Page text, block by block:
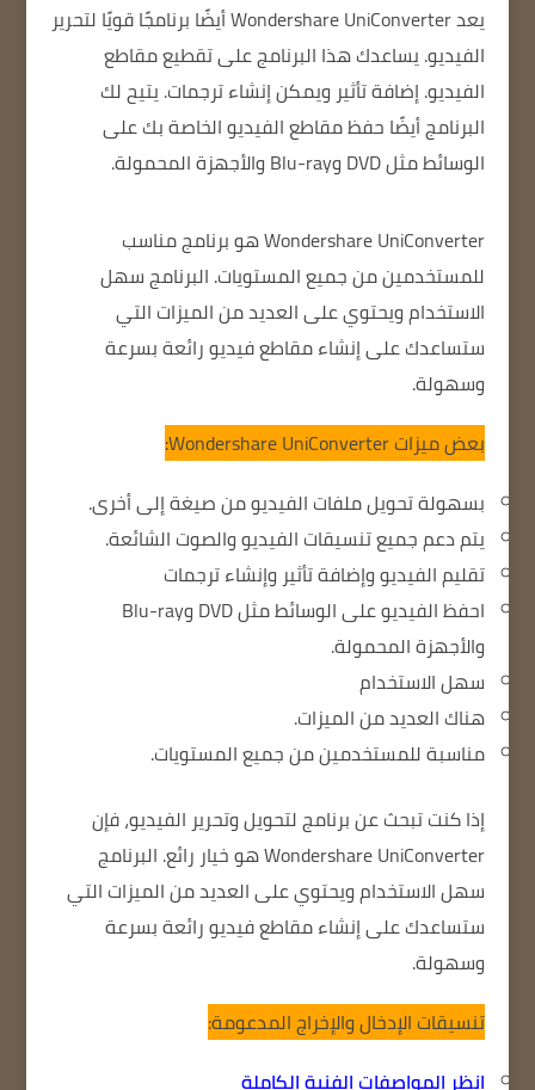
يعد Wondershare UniConverter أيضًا برنامجًا قويًا لتحرير
الفيديو.يساعدك هذا البرنامج على تقطيع مقاطع
الفيديو.إضافة تأثير ويمكن إنشاء ترجمات.يتيح لك
البرنامج أيضًا حفظ مقاطع الفيديو الخاصة بك على
الوسائط مثل DVD وBlu-ray والأجهزة المحمولة.
Wondershare UniConverter هو برنامج مناسب
للمستخدمين من جميع المستويات. البرنامج سهل
الاستخدام ويحتوي على العديد من الميزات التي
ستساعدك على إنشاء مقاطع فيديو رائعة بسرعة
وسهولة.
بعض ميزات Wondershare UniConverter:
بسهولة تحويل ملفات الفيديو من صيغة إلى أخرى.
يتم دعم جميع تنسيقات الفيديو والصوت الشائعة.
تقليم الفيديووإضافة تأثير وإنشاء ترجمات
احفظ الفيديو على الوسائط مثل DVD وBlu-ray
والأجهزة المحمولة.
سهل الاستخدام
هناك العديد من الميزات.
مناسبة للمستخدمين من جميع المستويات.
إذا كنت تبحث عن برنامج لتحويل وتحرير الفيديو، فإن
Wondershare UniConverter هو خيار رائع.
البرنامج
سهل الاستخدام ويحتوي على العديد من الميزات التي
ستساعدك على إنشاء مقاطع فيديو رائعة بسرعة
وسهولة.
تنسيقات الإدخال والإخراج المدعومة:
انظر المواصفات الفنية الكاملة